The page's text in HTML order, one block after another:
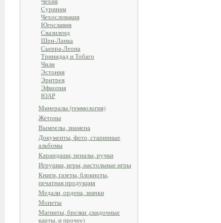
Суринам
Чехословакия
Югославия
Свазиленд
Шри-Ланка
Сьерра-Леона
Тринидад и Тобаго
Чили
Эстония
Эритрея
Эфиопия
ЮАР
Минералы (геммология)
Жетоны
Вымпелы, знамена
Документы, фото, старинные
альбомы
Карандаши, пеналы, ручки
Игрушки, игры, настольные игры
Книги, газеты, блокноты,
печатная продукция
Медали, ордена, значки
Монеты
Магниты, брелки ,скидочные
карты, и прочее)